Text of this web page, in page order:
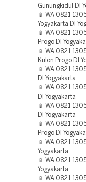
Gunungkidul DI
📱 WA 0821
Yogyakarta DI
📱 WA 0821
Progo DI
📱 WA 0821
Kulon Progo DI
📱 WA 0821
DI Yogyakarta
📱 WA 0821
DI Yogyakarta
📱 WA 0821
DI Yogyakarta
📱 WA 0821
Progo DI
📱 WA 0821
Yogyakarta
📱 WA 0821
Yogyakarta
📱 WA 0821